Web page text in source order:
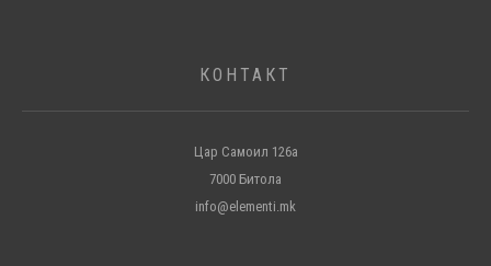
КОНТАКТ
Цар Самоил 126а
7000 Битола
info@elementi.mk